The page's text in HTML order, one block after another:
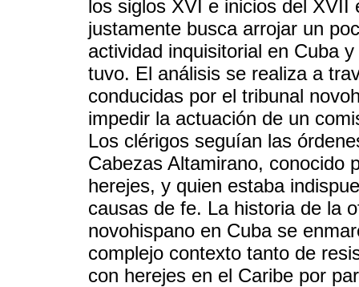
los siglos XVI e inicios del
justamente busca arrojar un
actividad inquisitorial en Cuba
tuvo. El análisis se realiza a
conducidas por el tribunal
impedir la actuación de un
Los clérigos seguían las
Cabezas Altamirano, conocido
herejes, y quien estaba
causas de fe. La historia de la
novohispano en Cuba se
complejo contexto tanto de
con herejes en el Caribe por